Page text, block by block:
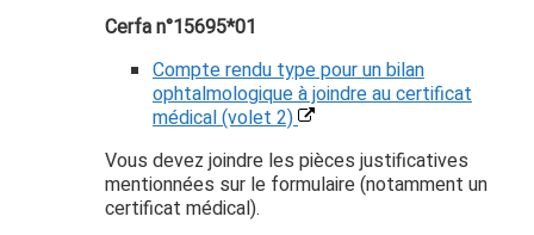
Cerfa n°15695*01
Compte rendu type pour un bilan
ophtalmologique à joindre au certificat
médical (volet 2)
Vous devez joindre les pièces justificatives
mentionnées sur le formulaire (notamment un
certificat médical).